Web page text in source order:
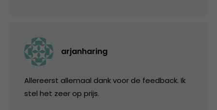
arjanharing
Allereerst allemaal dank voor de feedback. Ik
stel het zeer op prijs.